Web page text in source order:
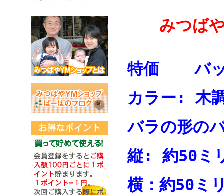
みつばや
特価 バ
カラー: 木
バラの形の
縦: 約50ミ
横：約50ミ